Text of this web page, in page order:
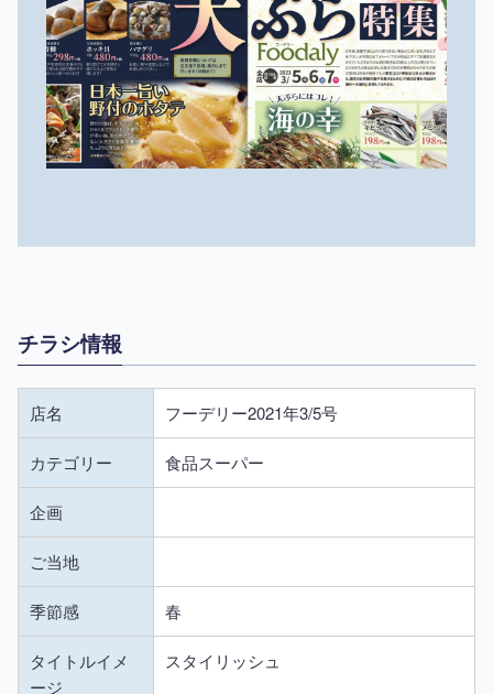
チラシ情報
店名 フーデリー2021年3/5号
カテゴリー 食品スーパー
企画
ご当地
季節感 春
タイトルイメ
ージ
スタイリッシュ